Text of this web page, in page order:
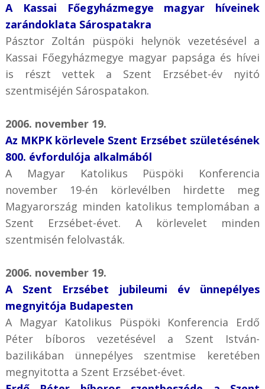
A Kassai Főegyházmegye magyar híveinek
zarándoklata Sárospatakra
Pásztor Zoltán püspöki helynök vezetésével a
Kassai Főegyházmegye magyar papsága és hívei
is részt vettek a Szent Erzsébet-év nyitó
szentmiséjén Sárospatakon.
2006. november 19.
Az MKPK körlevele Szent Erzsébet születésének
800. évfordulója alkalmából
A Magyar Katolikus Püspöki Konferencia
november 19-én körlevélben hirdette meg
Magyarország minden katolikus templomában a
Szent Erzsébet-évet. A körlevelet minden
szentmisén felolvasták.
2006. november 19.
A Szent Erzsébet jubileumi év ünnepélyes
megnyitója Budapesten
A Magyar Katolikus Püspöki Konferencia Erdő
Péter bíboros vezetésével a Szent István-
bazilikában ünnepélyes szentmise keretében
megnyitotta a Szent Erzsébet-évet.